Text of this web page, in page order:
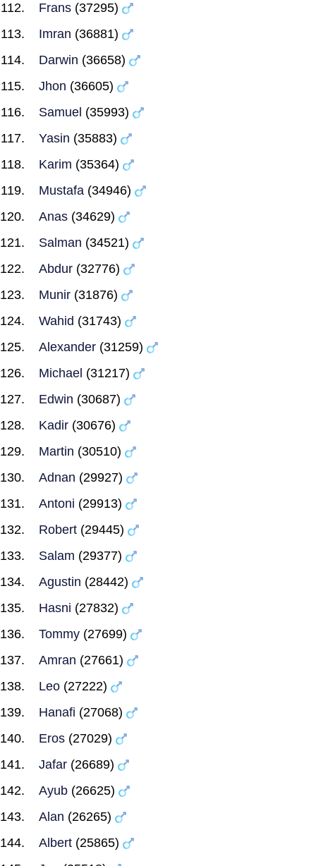
Frans (37295)
Imran (36881)
Darwin (36658)
Jhon (36605)
Samuel (35993)
Yasin (35883)
Karim (35364)
Mustafa (34946)
Anas (34629)
Salman (34521)
Abdur (32776)
Munir (31876)
Wahid (31743)
Alexander (31259)
Michael (31217)
Edwin (30687)
Kadir (30676)
Martin (30510)
Adnan (29927)
Antoni (29913)
Robert (29445)
Salam (29377)
Agustin (28442)
Hasni (27832)
Tommy (27699)
Amran (27661)
Leo (27222)
Hanafi (27068)
Eros (27029)
Jafar (26689)
Ayub (26625)
Alan (26265)
Albert (25865)